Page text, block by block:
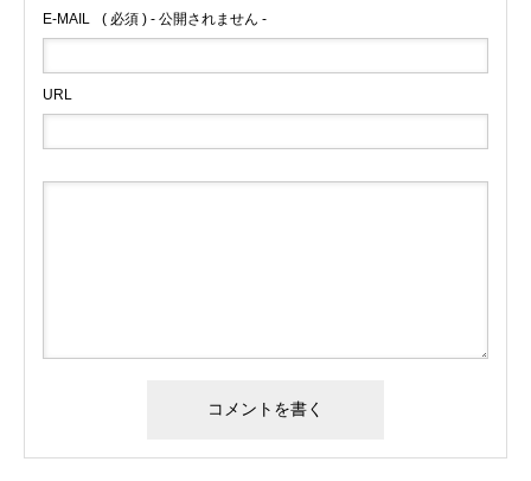
E-MAIL ( 必須 ) - 公開されません -
URL